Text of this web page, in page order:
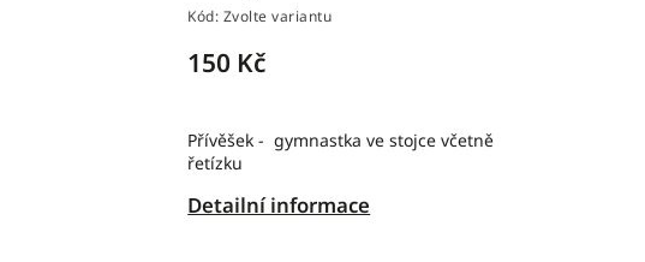
Kód: Zvolte variantu
150 Kč
Přívěšek - gymnastka ve stojce včetně
řetízku
Detailní informace